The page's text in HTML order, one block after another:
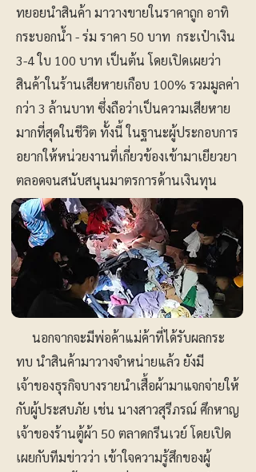
ทยอยนำสินค้า มาวางขายในราคาถูก อาทิ
กระบอกน้ำ - ร่ม ราคา 50 บาท กระเป๋าเงิน
3-4 ใบ 100 บาท เป็นต้น โดยเปิดเผยว่า
สินค้าในร้านเสียหายเกือบ 100% รวมมูลค่า
กว่า 3 ล้านบาท ซึ่งถือว่าเป็นความเสียหาย
มากที่สุดในชีวิต ทั้งนี้ ในฐานะผู้ประกอบการ
อยากให้หน่วยงานที่เกี่ยวข้องเข้ามาเยียวยา
ตลอดจนสนับสนุนมาตรการด้านเงินทุน
นอกจากจะมีพ่อค้าแม่ค้าที่ได้รับผลกระ
ทบ นำสินค้ามาวางจำหน่ายแล้ว ยังมี
เจ้าของธุรกิจบางรายนำเสื้อผ้ามาแจกจ่ายให้
กับผู้ประสบภัย เช่น นางสาวสุรีภรณ์ ศึกหาญ
เจ้าของร้านตู้ผ้า 50 ตลาดกรีนเวย์ โดยเปิด
เผยกับทีมข่าวว่า เข้าใจความรู้สึกของผู้